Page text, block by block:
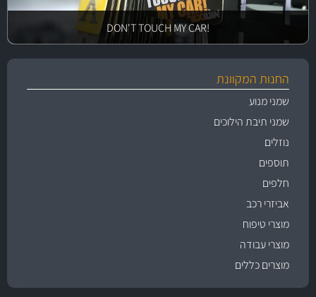
!DON'T TOUCH MY CAR
החנות המקוונת
שמני מנוע
שמני תיבת הילוכים
נוזלים
תוספים
חלפים
אביזרי רכב
מוצרי טיפוח
מוצרי עבודה
מוצרים כללים